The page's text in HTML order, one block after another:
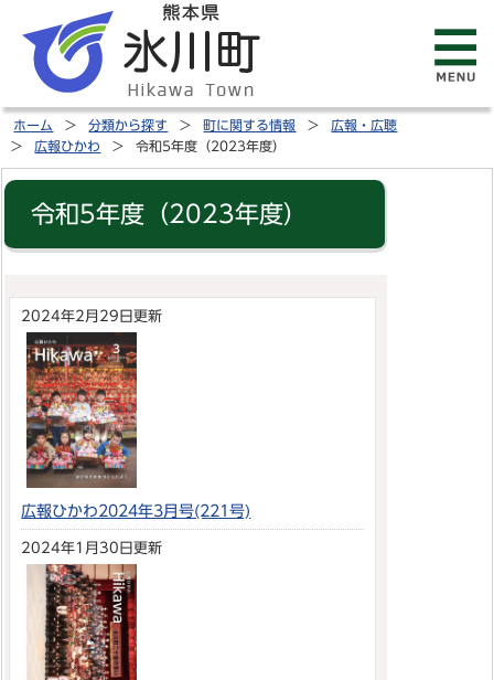
ホーム 分類から探す 町に関する情報
広報・広聴
広報ひかわ
令和5年度（2023年度）
令和5年度（2023年度）
2024年2月29日更新
広報ひかわ2024年3月号(221号)
2024年1月30日更新